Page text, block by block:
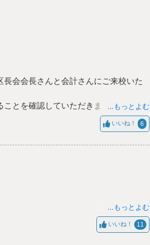
会会長さんと会計さんにご来校いた
とを確認していただきました。…もっとよむ
いいね！ 6
…もっとよむ
いいね！ 11